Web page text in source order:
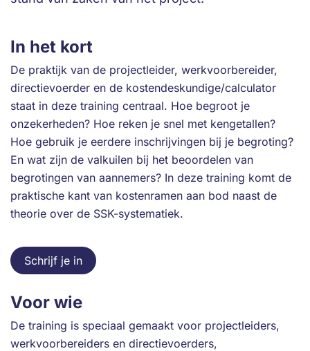
In het kort
De praktijk van de projectleider, werkvoorbereider,
directievoerder en de kostendeskundige/calculator
staat in deze training centraal. Hoe begroot je
onzekerheden? Hoe reken je snel met kengetallen?
Hoe gebruik je eerdere inschrijvingen bij je begroting?
En wat zijn de valkuilen bij het beoordelen van
begrotingen van aannemers? In deze training komt de
praktische kant van kostenramen aan bod naast de
theorie over de SSK-systematiek.
Schrijf je in
Voor wie
De training is speciaal gemaakt voor projectleiders,
werkvoorbereiders en directievoerders,